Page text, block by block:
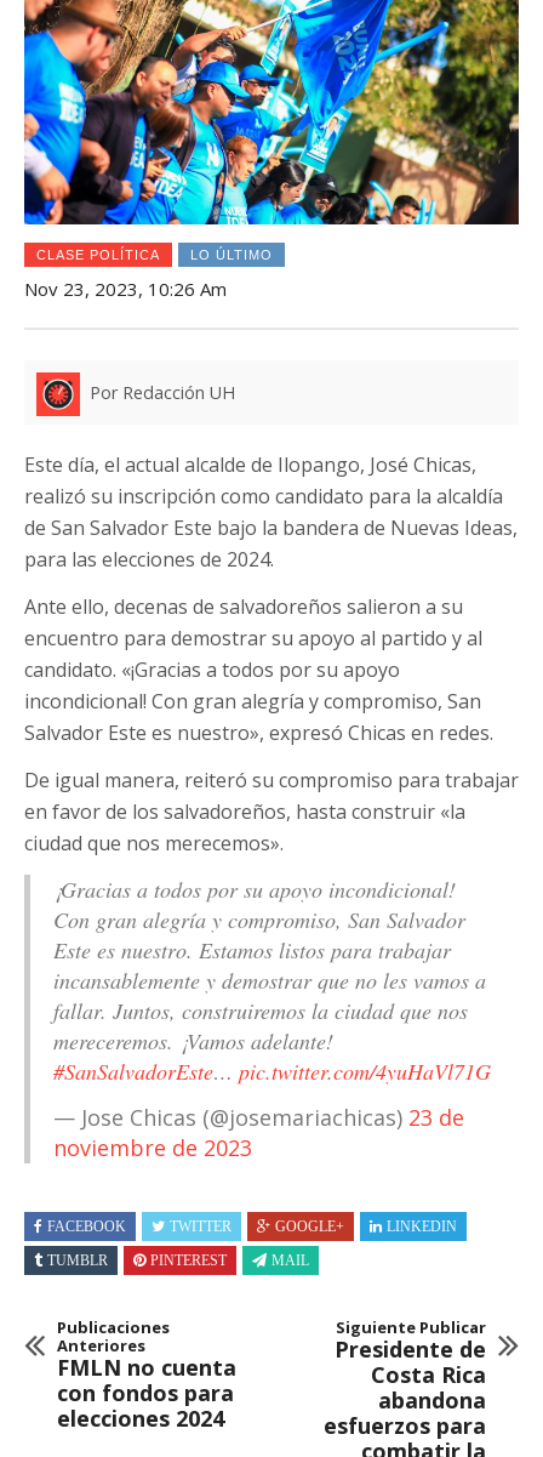
CLASE POLÍTICA LO ÚLTIMO
Nov 23, 2023, 10:26 Am
Por Redacción UH
Este día, el actual alcalde de Ilopango, José Chicas,
realizó su inscripción como candidato para la alcaldía
de San Salvador Este bajo la bandera de Nuevas Ideas,
para las elecciones de 2024.
Ante ello, decenas de salvadoreños salieron a su
encuentro para demostrar su apoyo al partido y al
candidato. «¡Gracias a todos por su apoyo
incondicional! Con gran alegría y compromiso, San
Salvador Este es nuestro», expresó Chicas en redes.
De igual manera, reiteró su compromiso para trabajar
en favor de los salvadoreños, hasta construir «la
ciudad que nos merecemos».
¡Gracias a todos por su apoyo incondicional!
Con gran alegría y compromiso, San Salvador
Este es nuestro. Estamos listos para trabajar
incansablemente y demostrar que no les vamos a
fallar. Juntos, construiremos la ciudad que nos
mereceremos. ¡Vamos adelante!
#SanSalvadorEste… pic.twitter.com/4yuHaVl71G
— Jose Chicas (@josemariachicas) 23 de
noviembre de 2023
FACEBOOK TWITTER GOOGLE+
LINKEDIN
TUMBLR
PINTEREST MAIL
Publicaciones
Anteriores
FMLN no cuenta
con fondos para
elecciones 2024
Siguiente Publicar
Presidente de
Costa Rica
abandona
esfuerzos para
combatir la